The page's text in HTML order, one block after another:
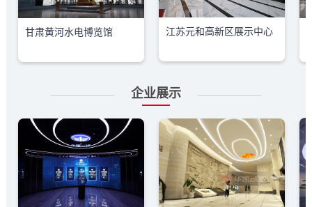
甘肃黄河水电博览馆 江苏元和高新区展示中心
企业展示